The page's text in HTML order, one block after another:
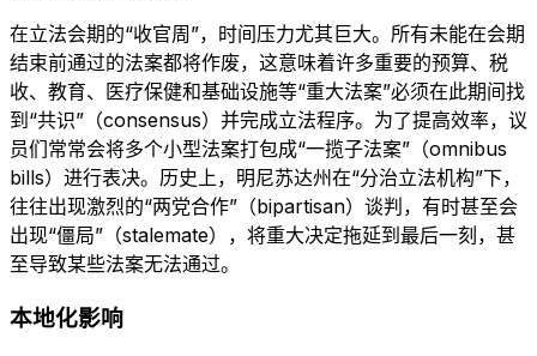
在立法会期的“收官周”，时间压力尤其巨大。所有未能在会期
结束前通过的法案都将作废，这意味着许多重要的预算、税
收、教育、医疗保健和基础设施等“重大法案”必须在此期间找
到“共识”（consensus）并完成立法程序。为了提高效率，议
员们常常会将多个小型法案打包成“一揽子法案”（omnibus
bills）进行表决。历史上，明尼苏达州在“分治立法机构”下，
往往出现激烈的“两党合作”（bipartisan）谈判，有时甚至会
出现“僵局”（stalemate），将重大决定拖延到最后一刻，甚
至导致某些法案无法通过。
本地化影响